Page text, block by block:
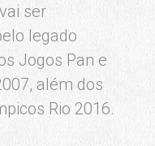
ser
legado
Jogos Pan e
além dos
Rio 2016.